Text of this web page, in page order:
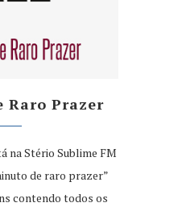
Raro Prazer
na Stério Sublime FM
de raro prazer”
contendo todos os